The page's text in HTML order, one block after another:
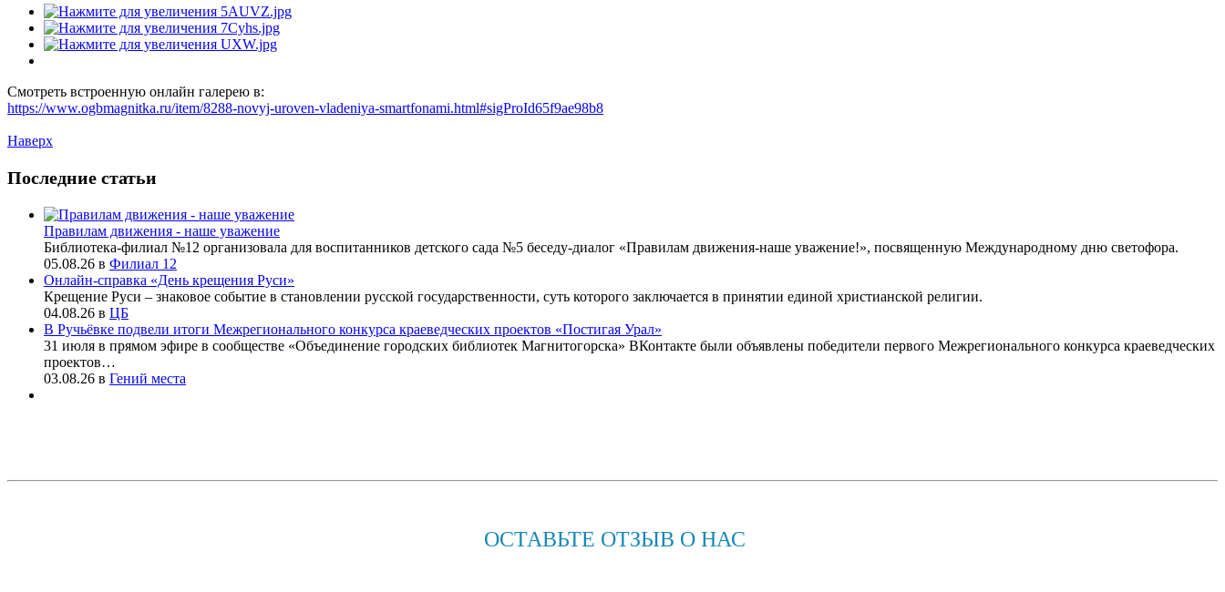
Смотреть встроенную онлайн галерею в:
https://www.ogbmagnitka.ru/item/8288-novyj-uroven-vladeniya-smartfonami.html#sigProId65f9ae98b8
Наверх
Последние статьи
Правилам движения - наше уважение
Библиотека-филиал №12 организовала для воспитанников детского сада №5 беседу-диалог «Правилам движения-наше уважение!», посвященную Международному дню светофора.
05.08.26 в Филиал 12
Онлайн-справка «День крещения Руси»
Крещение Руси – знаковое событие в становлении русской государственности, суть которого заключается в принятии единой христианской религии.
04.08.26 в ЦБ
В Ручьёвке подвели итоги Межрегионального конкурса краеведческих проектов «Постигая Урал»
31 июля в прямом эфире в сообществе «Объединение городских библиотек Магнитогорска» ВКонтакте были объявлены победители первого Межрегионального конкурса краеведческих
проектов…
03.08.26 в Гений места
ОСТАВЬТЕ ОТЗЫВ О НАС